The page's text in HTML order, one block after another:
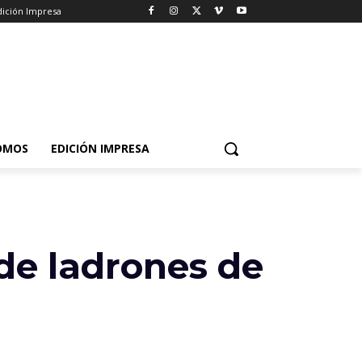
Impresa
EDICIÓN IMPRESA
ladrones de